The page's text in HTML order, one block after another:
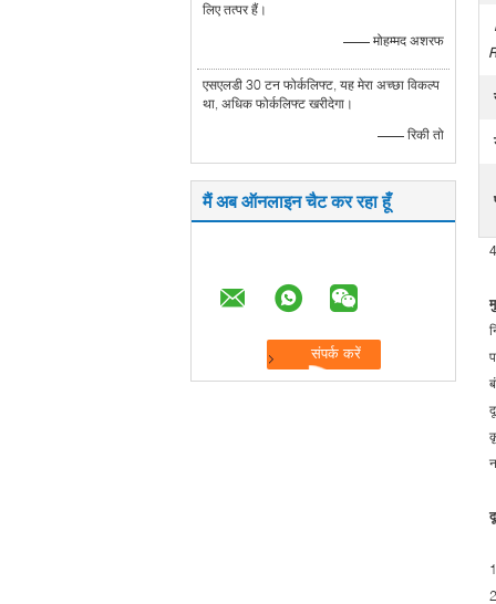
लिए तत्पर हैं।
—— मोहम्मद अशरफ
एसएलडी 30 टन फोर्कलिफ्ट, यह मेरा अच्छा विकल्प
था, अधिक फोर्कलिफ्ट खरीदेगा।
—— रिकी तो
मैं अब ऑनलाइन चैट कर रहा हूँ